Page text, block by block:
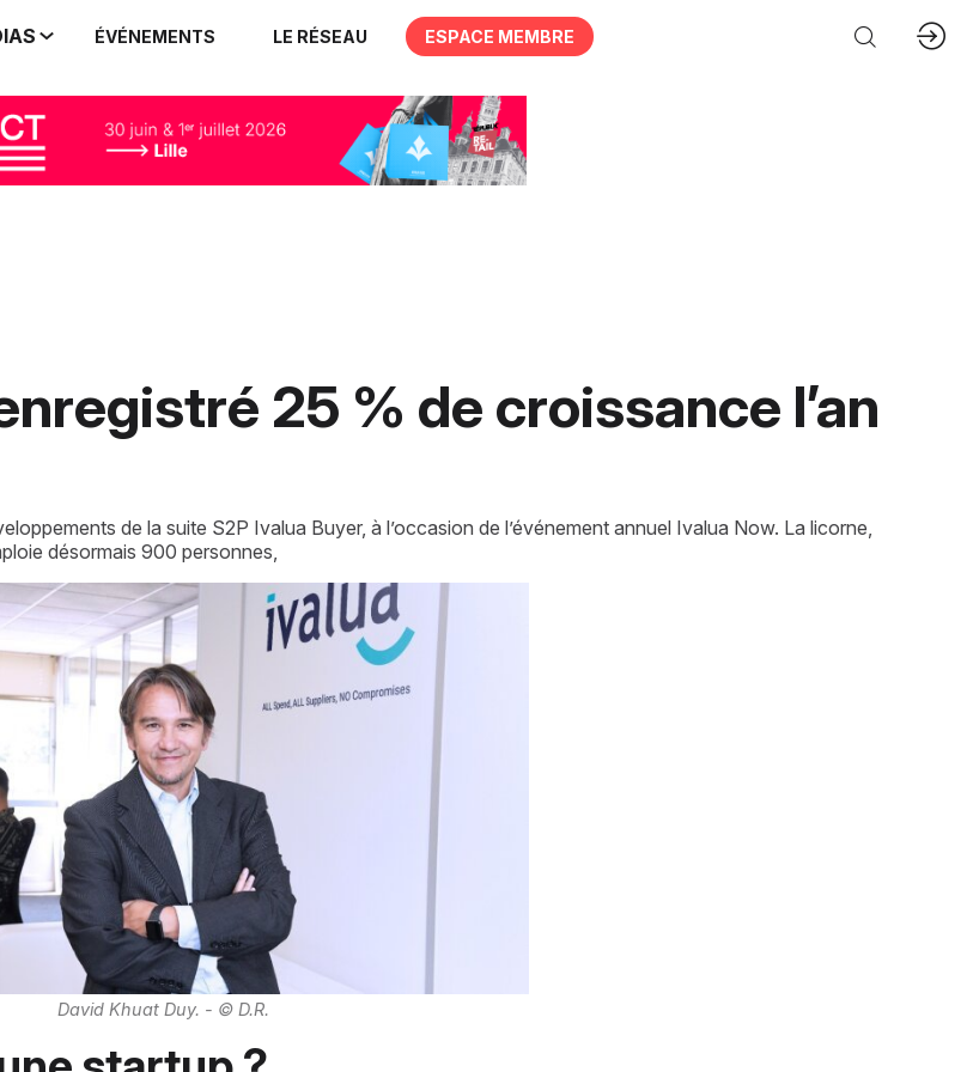
ÉVÉNEMENTS LE RÉSEAU ESPACE MEMBRE
25 % de croissance l’an
de la suite S2P Ivalua Buyer, à l’occasion de l’événement annuel Ivalua Now. La licorne,
désormais 900 personnes,
David Khuat Duy. - © D.R.